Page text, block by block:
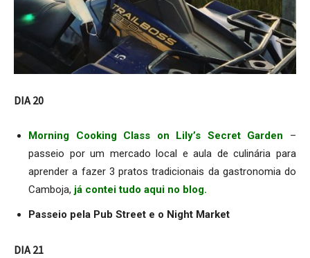
DIA 20
Morning Cooking Class on Lily’s Secret Garden –
passeio por um mercado local e aula de culinária para
aprender a fazer 3 pratos tradicionais da gastronomia do
Camboja, já contei tudo aqui no blog.
Passeio pela Pub Street e o Night Market
DIA 21